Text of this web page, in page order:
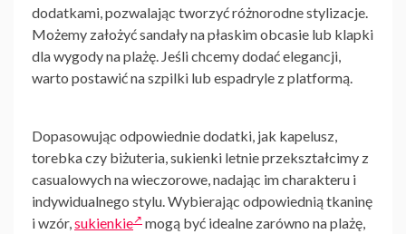
dodatkami, pozwalając tworzyć różnorodne stylizacje.
Możemy założyć sandały na płaskim obcasie lub klapki
dla wygody na plażę. Jeśli chcemy dodać elegancji,
warto postawić na szpilki lub espadryle z platformą.
Dopasowując odpowiednie dodatki, jak kapelusz,
torebka czy biżuteria, sukienki letnie przekształcimy z
casualowych na wieczorowe, nadając im charakteru i
indywidualnego stylu. Wybierając odpowiednią tkaninę
i wzór,sukienkie
mogą być idealne zarówno na plażę,